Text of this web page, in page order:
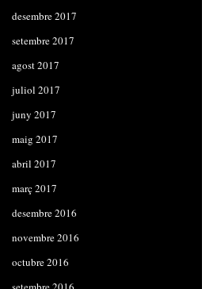
desembre 2017
setembre 2017
agost 2017
juliol 2017
juny 2017
maig 2017
abril 2017
març 2017
desembre 2016
novembre 2016
octubre 2016